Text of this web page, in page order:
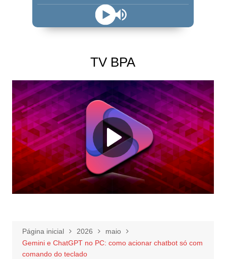
TV BPA
Página inicial 2026
maio
Gemini e ChatGPT no PC: como acionar chatbot só com
comando do teclado